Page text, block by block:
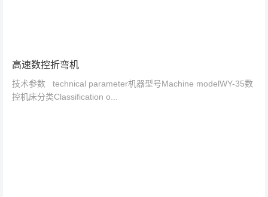
高速数控折弯机
技术参数 technical parameter机器型号Machine modelWY-35数
控机床分类Classification o...